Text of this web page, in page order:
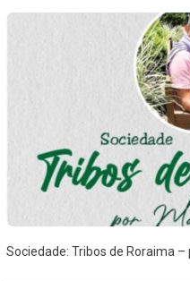
Sociedade: Tribos de Roraima –